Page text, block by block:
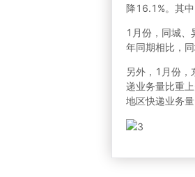
降16.1%。其
1月份，同城
年同期相比，
另外，1月份
递业务量比重
地区快递业务